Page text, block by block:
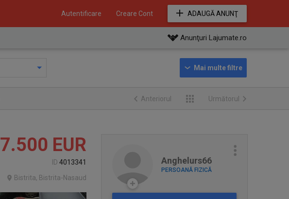
Autentificare Creare Cont ADAUGĂ ANUNŢ
Anunţuri Lajumate.ro
Anteriorul Următorul
Anghelurs66
PERSOANĂ FIZICĂ
7.500 EUR
ID 4013341
Bistrita, Bistrita-Nasaud